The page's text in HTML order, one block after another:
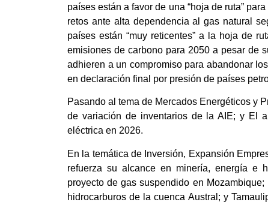
países están a favor de una “hoja de ruta”
retos ante alta dependencia al gas natural
países están “muy reticentes” a la hoja de
emisiones de carbono para 2050 a pesar de
adhieren a un compromiso para abandonar
en declaración final por presión de países
Pasando al tema de Mercados Energéticos y
de variación de inventarios de la AIE; y El
eléctrica en 2026.
En la temática de Inversión, Expansión
refuerza su alcance en minería, energía e
proyecto de gas suspendido en
hidrocarburos de la cuenca Austral; y